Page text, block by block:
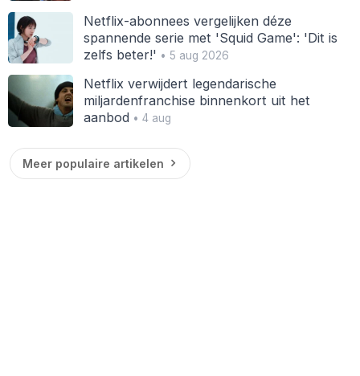
Netflix-abonnees vergelijken déze
spannende serie met 'Squid Game': 'Dit is
zelfs beter!' • 5 aug 2026
Netflix verwijdert legendarische
miljardenfranchise binnenkort uit het
aanbod • 4 aug
Meer populaire artikelen